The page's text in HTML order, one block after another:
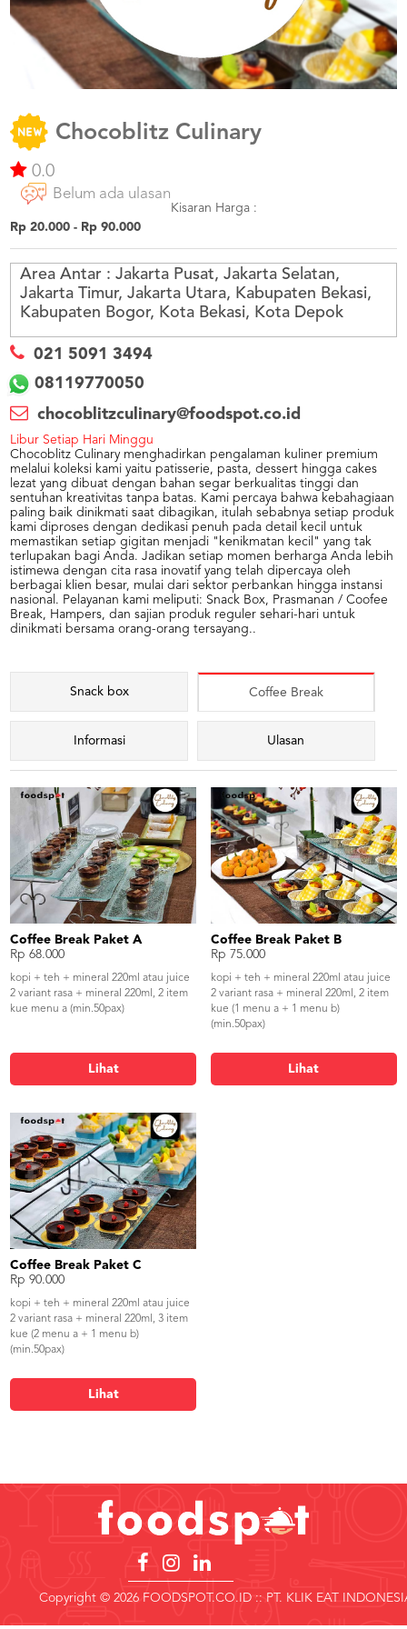
US
CATERERS
CONDITIONS
CENTER
021
5091
3494
Chocoblitz Culinary
0.0
Belum ada ulasan
Kisaran Harga :
Rp 20.000 - Rp 90.000
Area Antar : Jakarta Pusat, Jakarta Selatan,
Jakarta Timur, Jakarta Utara, Kabupaten Bekasi,
Kabupaten Bogor, Kota Bekasi, Kota Depok
021 5091 3494
08119770050
chocoblitzculinary@foodspot.co.id
Libur Setiap Hari Minggu
Chocoblitz Culinary menghadirkan pengalaman kuliner premium
melalui koleksi kami yaitu patisserie, pasta, dessert hingga cakes
lezat yang dibuat dengan bahan segar berkualitas tinggi dan
sentuhan kreativitas tanpa batas. Kami percaya bahwa kebahagiaan
paling baik dinikmati saat dibagikan, itulah sebabnya setiap produk
kami diproses dengan dedikasi penuh pada detail kecil untuk
memastikan setiap gigitan menjadi "kenikmatan kecil" yang tak
terlupakan bagi Anda. Jadikan setiap momen berharga Anda lebih
istimewa dengan cita rasa inovatif yang telah dipercaya oleh
berbagai klien besar, mulai dari sektor perbankan hingga instansi
nasional. Pelayanan kami meliputi: Snack Box, Prasmanan / Coofee
Break, Hampers, dan sajian produk reguler sehari-hari untuk
dinikmati bersama orang-orang tersayang..
Snack box Coffee Break
Informasi Ulasan
Coffee Break Paket A
Rp 68.000
kopi + teh + mineral 220ml atau juice
2 variant rasa + mineral 220ml, 2 item
kue menu a (min.50pax)
Lihat
Coffee Break Paket B
Rp 75.000
kopi + teh + mineral 220ml atau juice
2 variant rasa + mineral 220ml, 2 item
kue (1 menu a + 1 menu b)
(min.50pax)
Lihat
Coffee Break Paket C
Rp 90.000
kopi + teh + mineral 220ml atau juice
2 variant rasa + mineral 220ml, 3 item
kue (2 menu a + 1 menu b)
(min.50pax)
Lihat
Copyright © 2026 FOODSPOT.CO.ID :: PT. KLIK EAT